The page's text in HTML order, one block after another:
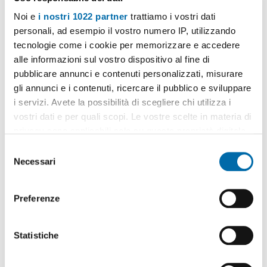
Noi e i nostri 1022 partner trattiamo i vostri dati
personali, ad esempio il vostro numero IP, utilizzando
tecnologie come i cookie per memorizzare e accedere
alle informazioni sul vostro dispositivo al fine di
pubblicare annunci e contenuti personalizzati, misurare
gli annunci e i contenuti, ricercare il pubblico e sviluppare
i servizi. Avete la possibilità di scegliere chi utilizza i
vostri dati e per quali scopi. Le vostre scelte in materia di
modificare o revocare il proprio consenso in qualsiasi
momento dalla Dichiarazione sui cookie o facendo clic
raccogliere informazioni sulla tua posizione
geografica, con un'approssimazione di qualche
Necessari
Preferenze
Statistiche
550€
Centro Storico, Kalsa, Palermo
Máx. 10km